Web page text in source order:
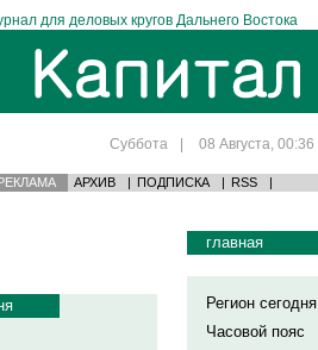
для деловых кругов Дальнего Востока
Суббота | 08 Августа, 00:36
АРХИВ | ПОДПИСКА | RSS |
главная
Регион сегодня
Часовой пояс